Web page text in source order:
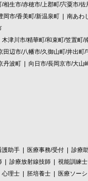
相生市/赤穂市/上郡町/宍粟市/佐
岡市/香美町/新温泉町
南あわ
木津川市/精華町/和束町/笠置町/
田辺市/八幡市/久御山町/井出町/
丹波町
向日市/長岡京市/大山
護助手 医療事務/受付 診療
診療放射線技師 視能訓練士
心理士 胚培養士
医療ソー